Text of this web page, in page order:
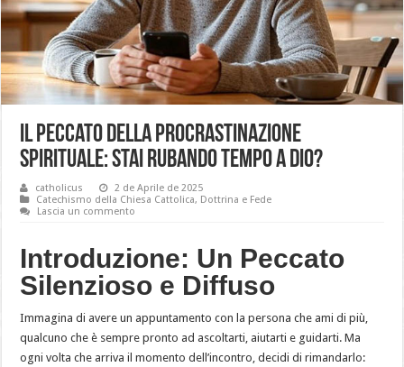
Il Peccato della Procrastinazione
Spirituale: Stai Rubando Tempo a Dio?
catholicus
2 de Aprile de 2025
Catechismo della Chiesa Cattolica, Dottrina e Fede
Lascia un commento
Introduzione: Un Peccato
Silenzioso e Diffuso
Immagina di avere un appuntamento con la persona che ami di più,
qualcuno che è sempre pronto ad ascoltarti, aiutarti e guidarti. Ma
ogni volta che arriva il momento dell’incontro, decidi di rimandarlo: